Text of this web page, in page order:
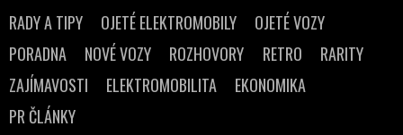
RADY A TIPY OJETÉ ELEKTROMOBILY
OJETÉ VOZY
PORADNA
NOVÉ VOZY ROZHOVORY RETRO
RARITY
ZAJÍMAVOSTI
ELEKTROMOBILITA
EKONOMIKA
PR ČLÁNKY